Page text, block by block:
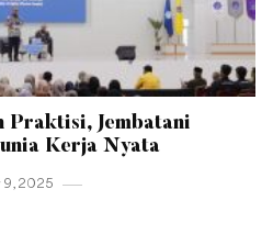
Jembatani
Kerja Nyata
9 , 2025